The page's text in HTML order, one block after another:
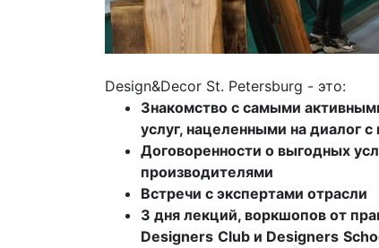
Design&Decor St. Petersburg - это:
Знакомство с самыми
услуг, нацеленными на диалог
Договоренности о выгодных
производителями
Встречи с экспертами отрасли
3 дня лекций, воркшопов от
Designers Club и Designers